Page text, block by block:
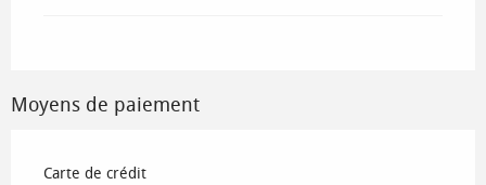
Moyens de paiement
Carte de crédit